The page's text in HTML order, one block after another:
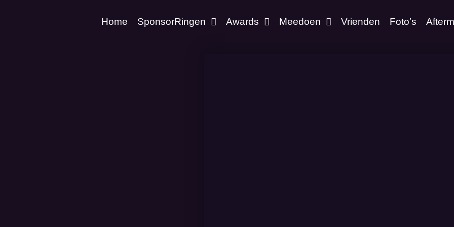
Home SponsorRingen Awards Meedoen Vrienden Foto’s